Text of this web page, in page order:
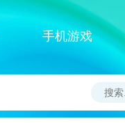
手机游戏